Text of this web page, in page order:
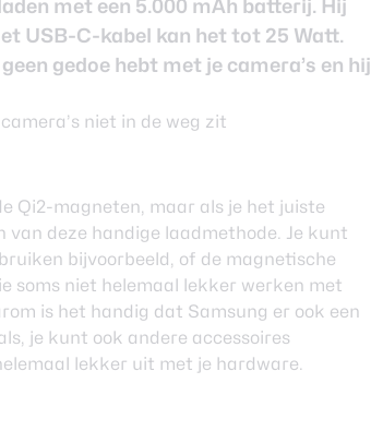
met een 5.000 mAh batterij. Hij
USB-C-kabel kan het tot 25 Watt.
gedoe hebt met je camera’s en hij
Qi2-magneten, maar als je het juiste
deze handige laadmethode. Je kunt
bijvoorbeeld, of de magnetische
soms niet helemaal lekker werken met
is het handig dat Samsung er ook een
je kunt ook andere accessoires
lekker uit met je hardware.